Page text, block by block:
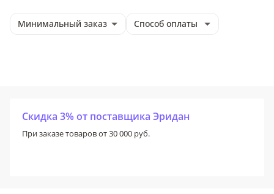
Минимальный заказ Способ оплаты
Скидка 3% от поставщика Эридан
При заказе товаров от 30 000 руб.